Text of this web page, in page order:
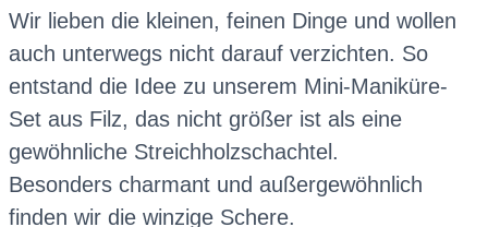
Wir lieben die kleinen, feinen Dinge und wollen
auch unterwegs nicht darauf verzichten. So
entstand die Idee zu unserem Mini-Maniküre-
Set aus Filz, das nicht größer ist als eine
gewöhnliche Streichholzschachtel.
Besonders charmant und außergewöhnlich
finden wir die winzige Schere.